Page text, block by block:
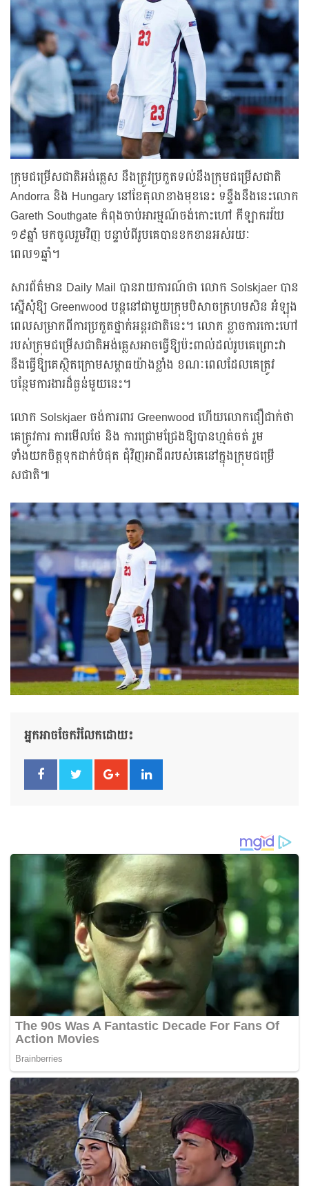
ក្រុមជម្រើសជាតិអង់គ្លេស នឹងត្រូវប្រកួតទល់នឹងក្រុមជម្រើសជាតិ
Andorra និង Hungary នៅខែតុលាខាងមុខនេះ ទន្ទឹងនឹងនេះលោក
Gareth Southgate កំពុងចាប់អារម្មណ៍ចង់កោះហៅ កីឡាករវ័យ
១៩ឆ្នាំ មកចូលរួមវិញ បន្ទាប់ពីរូបគេបានខកខានអស់រយៈ
ពេល១ឆ្នាំ។
សារព័ត៌មាន Daily Mail បានរាយការណ៍ថា លោក Solskjaer បាន
ស្នើសុំឱ្យ Greenwood បន្តនៅជាមួយក្រុមបិសាចក្រហមសិន អំឡុង
ពេលសម្រាកពីការប្រកួតថ្នាក់អន្ដរជាតិនេះ។ លោក ខ្លាចការកោះហៅ
របស់ក្រុមជម្រើសជាតិអង់គ្លេសអាចធ្វើឱ្យប៉ះពាល់ដល់រូបគេព្រោះវា
នឹងធ្វើឱ្យគេស្ថិតក្រោមសម្ពាធយ៉ាងខ្លាំង ខណៈពេលដែលគេត្រូវ
បន្ថែមការងារដ៏ធ្ងន់មួយនេះ។
លោក Solskjaer ចង់ការពារ Greenwood ហើយលោកជឿជាក់ថា
គេត្រូវការ ការមើលថែ និង ការជ្រោមជ្រែងឱ្យបានហ្មត់ចត់ រួម
ទាំងយកចិត្តទុកដាក់បំផុត ជុំវិញអាជីពរបស់គេនៅក្នុងក្រុមជម្រើ
សជាតិ៕
អ្នកអាចចែករំលែកដោយ៖